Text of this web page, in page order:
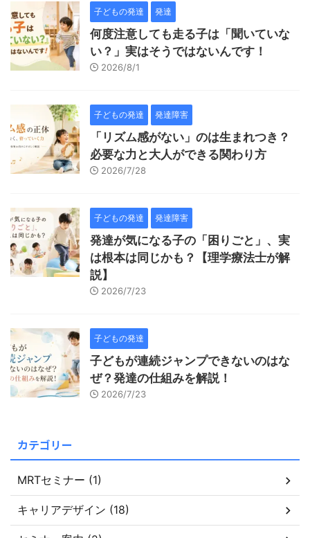
子どもの発達 発達
何度注意しても走る子は「聞いていな
い？」実はそうではないんです！
2026/8/1
子どもの発達 発達障害
「リズム感がない」のは生まれつき？
必要な力と大人ができる関わり方
2026/7/28
子どもの発達 発達障害
発達が気になる子の「困りごと」、実
は根本は同じかも？【理学療法士が解
説】
2026/7/23
子どもの発達
子どもが連続ジャンプできないのはな
ぜ？発達の仕組みを解説！
2026/7/23
カテゴリー
MRTセミナー (1)
キャリアデザイン (18)